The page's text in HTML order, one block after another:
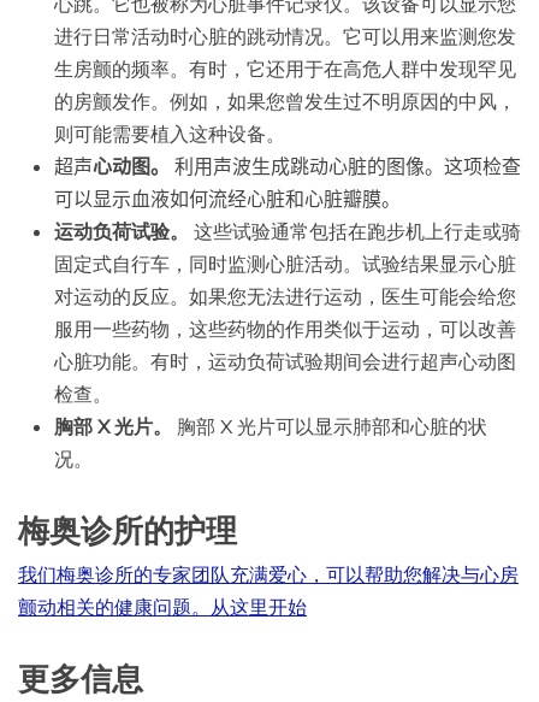
进行日常活动时心脏的跳动情况。它可以用来监测您发
生房颤的频率。有时，它还用于在高危人群中发现罕见
的房颤发作。例如，如果您曾发生过不明原因的中风，
则可能需要植入这种设备。
超声心动图。
利用声波生成跳动心脏的图像。这项检查
可以显示血液如何流经心脏和心脏瓣膜。
运动负荷试验。
这些试验通常包括在跑步机上行走或骑
固定式自行车，同时监测心脏活动。试验结果显示心脏
对运动的反应。如果您无法进行运动，医生可能会给您
服用一些药物，这些药物的作用类似于运动，可以改善
心脏功能。有时，运动负荷试验期间会进行超声心动图
检查。
胸部 X 光片。
胸部 X 光片可以显示肺部和心脏的状
况。
梅奥诊所的护理
我们梅奥诊所的专家团队充满爱心，可以帮助您解决与心房
颤动相关的健康问题。 从这里开始
更多信息